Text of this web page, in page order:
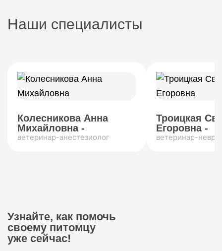
Наши специалисты
Колесникова Анна
Михайловна -
ветеринар-анестезиолог
Троицкая
Егоровна -
ветеринар-
Узнайте, как помочь
своему питомцу
уже сейчас!